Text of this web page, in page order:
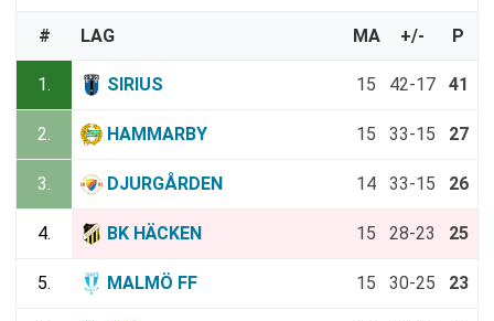
# LAG MA +/- P
1. SIRIUS 15 42-17 41
2. HAMMARBY 15 33-15 27
3. DJURGÅRDEN 14 33-15 26
4. BK HÄCKEN 15 28-23 25
5. MALMÖ FF 15 30-25 23